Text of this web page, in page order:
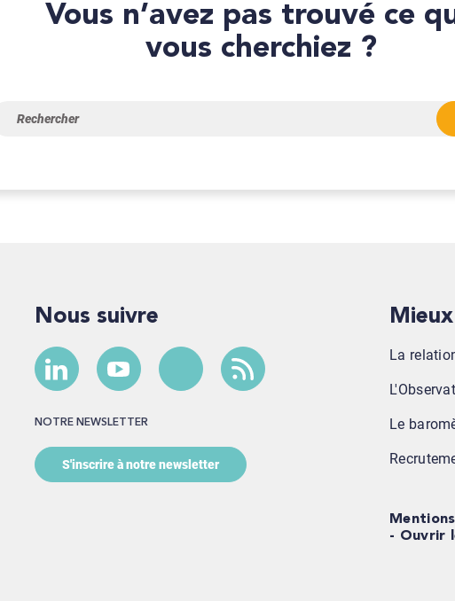
Vous n’avez pas trouvé ce que
vous cherchiez ?
Nous suivre
NOTRE NEWSLETTER
S'inscrire à notre newsletter
La
Le
Ouvrir